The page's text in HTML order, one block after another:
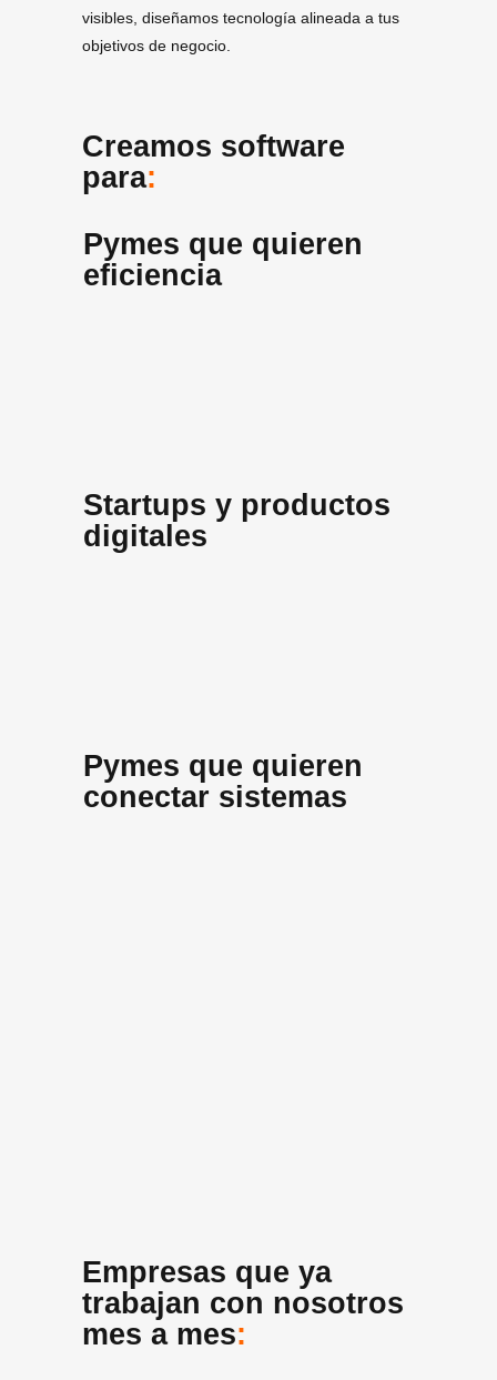
visibles, diseñamos tecnología alineada a tus
objetivos de negocio.
Creamos software
para:
Pymes que quieren
eficiencia
Startups y productos
digitales
Pymes que quieren
conectar sistemas
Empresas que ya
trabajan con nosotros
mes a mes: